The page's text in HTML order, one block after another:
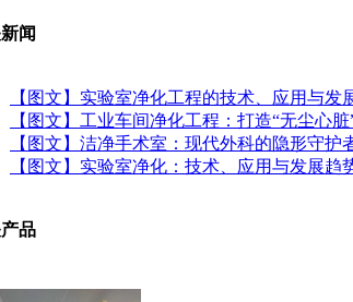
闻
【图文】实验室净化工程的技术、应用与发
【图文】工业车间净化工程：打造“无尘心
【图文】洁净手术室：现代外科的隐形守护
【图文】实验室净化：技术、应用与发展趋
品